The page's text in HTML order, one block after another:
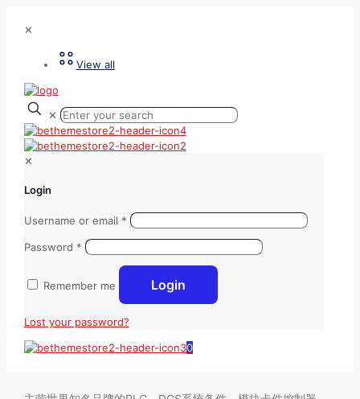
✕
View all
✕
✕
Login
Username or email *
Password *
Remember me Login
Lost your password?
0